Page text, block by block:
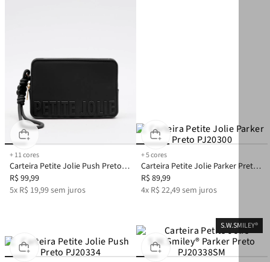
+11cores
Carteira Petite Jolie Push Preto
PJ20167
R$ 99,99
5x R$ 19,99sem juros
+5cores
Carteira Petite Jolie Parker Preto
PJ20300
R$ 89,99
4x R$ 22,49sem juros
S.W.SMILEY®